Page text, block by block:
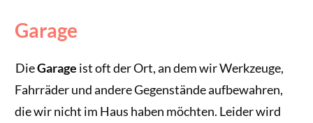
Garage
DieGarage ist oft der Ort, an dem wir Werkzeuge,
Fahrräder und andere Gegenstände aufbewahren,
die wir nicht im Haus haben möchten. Leider wird